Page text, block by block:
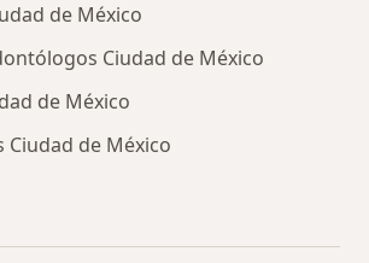
de México
Ciudad de México
de México
de México